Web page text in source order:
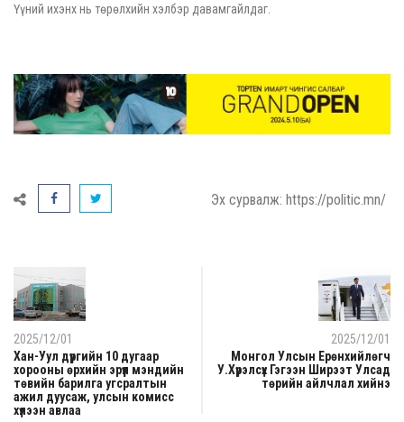
Үүний ихэнх нь төрөлхийн хэлбэр давамгайлдаг.
Эх сурвалж: https://politic.mn/
2025/12/01
Хан-Уул дүүргийн 10 дугаар
хорооны өрхийн эрүүл мэндийн
төвийн барилга угсралтын
ажил дуусаж, улсын комисс
хүлээн авлаа
2025/12/01
Монгол Улсын Ерөнхийлөгч
У.Хүрэлсүх Гэгээн Ширээт Улсад
төрийн айлчлал хийнэ